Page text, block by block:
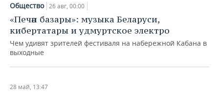
Общество 26 авг, 00:00
«Печән базары»: музыка Беларуси,
кибертатары и удмуртское электро
Чем удивят зрителей фестиваля на набережной Кабана в
выходные
28 май, 13:47